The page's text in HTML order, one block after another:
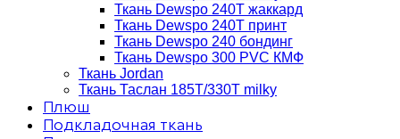
Ткань Dewspo 240T жаккард
Ткань Dewspo 240Т принт
Ткань Dewspo 240 бондинг
Ткань Dewspo 300 PVC КМФ
Ткань Jordan
Ткань Таслан 185T/330T milky
Плюш
Подкладочная ткань